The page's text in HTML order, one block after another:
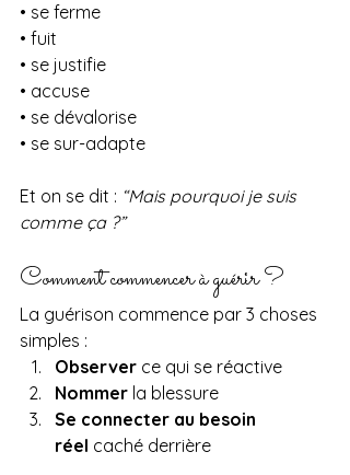
• se ferme
• fuit
• se justifie
• accuse
• se dévalorise
• se sur-adapte
Et on se dit : “Mais pourquoi je suis
comme ça ?”
Comment commencer à guérir ?
La guérison commence par 3 choses
simples :
Observer ce qui se réactive
Nommer la blessure
Se connecter au besoin
réel caché derrière